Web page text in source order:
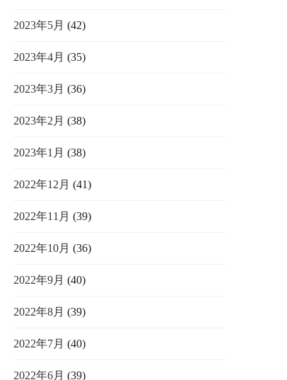
2023年5月 (42)
2023年4月 (35)
2023年3月 (36)
2023年2月 (38)
2023年1月 (38)
2022年12月 (41)
2022年11月 (39)
2022年10月 (36)
2022年9月 (40)
2022年8月 (39)
2022年7月 (40)
2022年6月 (39)